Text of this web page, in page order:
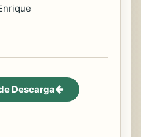
Descarga